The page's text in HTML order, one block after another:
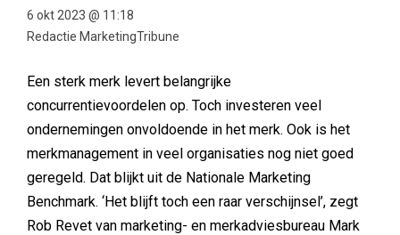
6 okt 2023 @ 11:18
Redactie MarketingTribune
Een sterk merk levert belangrijke
concurrentievoordelen op. Toch investeren veel
ondernemingen onvoldoende in het merk. Ook is het
merkmanagement in veel organisaties nog niet goed
geregeld. Dat blijkt uit de Nationale Marketing
Benchmark. ‘Het blijft toch een raar verschijnsel’, zegt
Rob Revet van marketing- en merkadviesbureau Mark